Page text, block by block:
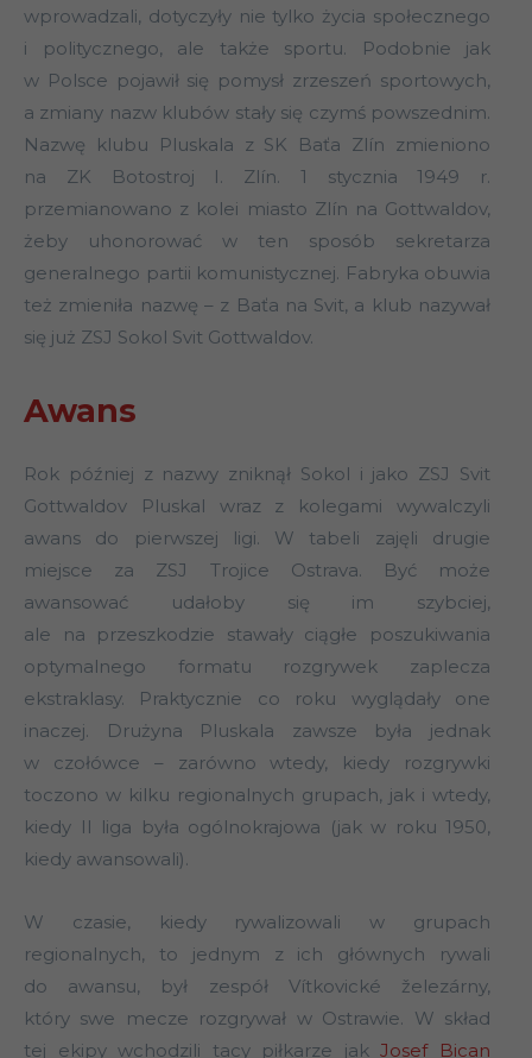
wprowadzali, dotyczyły nie tylko życia społecznego
i politycznego, ale także sportu. Podobnie jak
w Polsce pojawił się pomysł zrzeszeń sportowych,
a zmiany nazw klubów stały się czymś powszednim.
Nazwę klubu Pluskala z SK Baťa Zlín zmieniono
na ZK Botostroj I. Zlín. 1 stycznia 1949 r.
przemianowano z kolei miasto Zlín na Gottwaldov,
żeby uhonorować w ten sposób sekretarza
generalnego partii komunistycznej. Fabryka obuwia
też zmieniła nazwę – z Baťa na Svit, a klub nazywał
się już ZSJ Sokol Svit Gottwaldov.
Awans
Rok później z nazwy zniknął Sokol i jako ZSJ Svit
Gottwaldov Pluskal wraz z kolegami wywalczyli
awans do pierwszej ligi. W tabeli zajęli drugie
miejsce za ZSJ Trojice Ostrava. Być może
awansować udałoby się im szybciej,
ale na przeszkodzie stawały ciągłe poszukiwania
optymalnego formatu rozgrywek zaplecza
ekstraklasy. Praktycznie co roku wyglądały one
inaczej. Drużyna Pluskala zawsze była jednak
w czołówce – zarówno wtedy, kiedy rozgrywki
toczono w kilku regionalnych grupach, jak i wtedy,
kiedy II liga była ogólnokrajowa (jak w roku 1950,
kiedy awansowali).
W czasie, kiedy rywalizowali w grupach
regionalnych, to jednym z ich głównych rywali
do awansu, był zespół Vítkovické železárny,
który swe mecze rozgrywał w Ostrawie. W skład
tej ekipy wchodzili tacy piłkarze jakJosef Bican